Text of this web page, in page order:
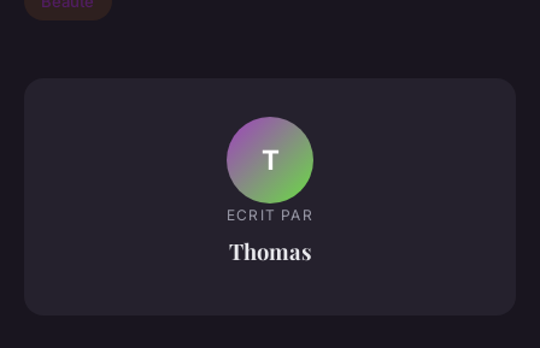
T
ECRIT PAR
Thomas